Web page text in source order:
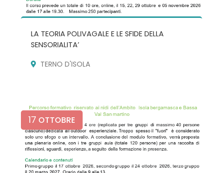
LA TEORIA POLIVAGALE E LE SFIDE DELLA
SENSORIALITA’
TERNO D'ISOLA
17 OTTOBRE